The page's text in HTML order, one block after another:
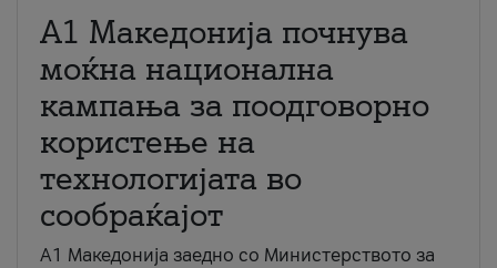
A1 Македонија почнува
моќна национална
кампања за поодговорно
користење на
технологијата во
сообраќајот
A1 Македонија заедно со Министерството за